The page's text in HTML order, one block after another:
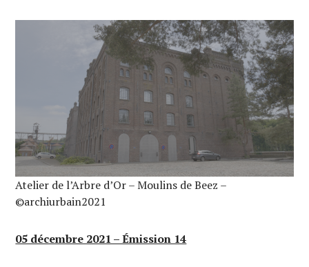
Atelier de l’Arbre d’Or – Moulins de Beez –
©archiurbain2021
05 décembre 2021 – Émission 14